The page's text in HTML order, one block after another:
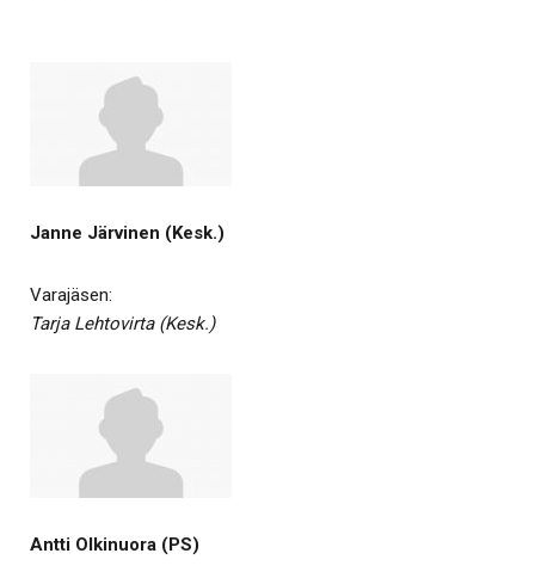
Janne Järvinen (Kesk.)
Varajäsen:
Tarja Lehtovirta (Kesk.)
Antti Olkinuora (PS)